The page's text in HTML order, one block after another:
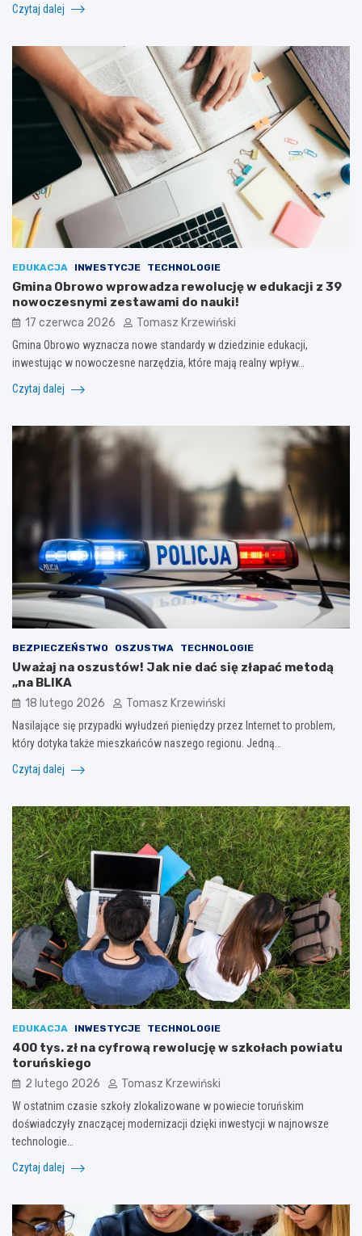
Czytaj dalej
EDUKACJA INWESTYCJE TECHNOLOGIE
Gmina Obrowo wprowadza rewolucję w edukacji z 39
nowoczesnymi zestawami do nauki!
17 czerwca 2026 Tomasz Krzewiński
Gmina Obrowo wyznacza nowe standardy w dziedzinie edukacji,
inwestując w nowoczesne narzędzia, które mają realny wpływ…
Czytaj dalej
BEZPIECZEŃSTWO OSZUSTWA TECHNOLOGIE
Uważaj na oszustów! Jak nie dać się złapać metodą
„na BLIKA
18 lutego 2026 Tomasz Krzewiński
Nasilające się przypadki wyłudzeń pieniędzy przez Internet to problem,
który dotyka także mieszkańców naszego regionu. Jedną…
Czytaj dalej
EDUKACJA INWESTYCJE TECHNOLOGIE
400 tys. zł na cyfrową rewolucję w szkołach powiatu
toruńskiego
2 lutego 2026 Tomasz Krzewiński
W ostatnim czasie szkoły zlokalizowane w powiecie toruńskim
doświadczyły znaczącej modernizacji dzięki inwestycji w najnowsze
technologie…
Czytaj dalej